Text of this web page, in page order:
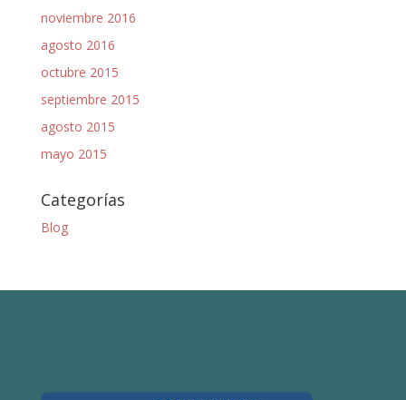
noviembre 2016
agosto 2016
octubre 2015
septiembre 2015
agosto 2015
mayo 2015
Categorías
Blog